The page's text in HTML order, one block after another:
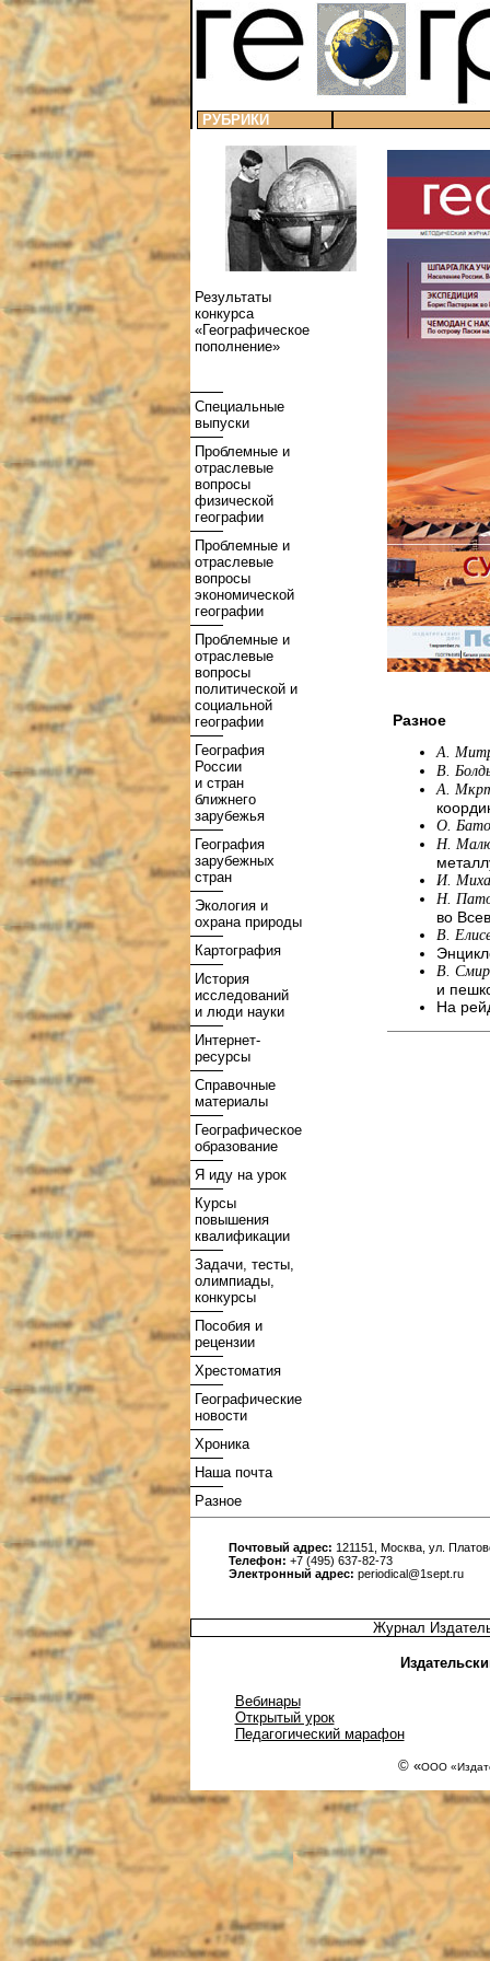
РУБРИКИ
Результаты
конкурса
«Географическое
пополнение»
Специальные
выпуски
Проблемные и
отраслевые
вопросы
физической
географии
Проблемные и
отраслевые
вопросы
экономической
географии
Проблемные и
отраслевые
вопросы
политической и
социальной
географии
География
России
и стран
ближнего
зарубежья
География
зарубежных
стран
Экология и
охрана природы
Картография
История
исследований
и люди науки
Интернет-
ресурсы
Справочные
материалы
Географическое
образование
Я иду на урок
Курсы
повышения
квалификации
Задачи, тесты,
олимпиады,
конкурсы
Пособия и
рецензии
Хрестоматия
Географические
новости
Хроника
Наша почта
Разное
Разное
А.
В.
А.
О.
Н.
И.
Н.
во
В.
В.
и
На
Почтовый адрес: 121151, Москва, ул.
Телефон: +7 (495) 637-82-73
Электронный адрес: periodical@1sept.ru
Журнал
Вебинары
Открытый урок
Педагогический марафон
© «ООО